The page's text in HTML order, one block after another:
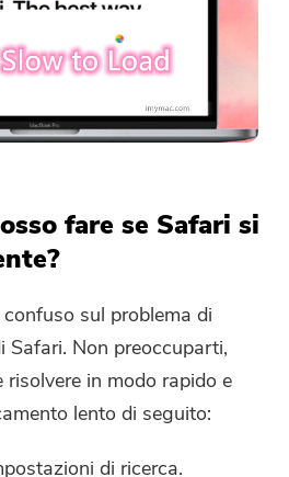
fare se Safari si
sul problema di
Safari. Non preoccuparti,
risolvere in modo rapido e
lento di seguito:
di ricerca.